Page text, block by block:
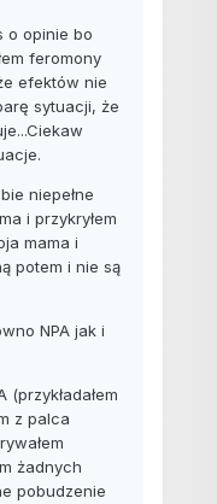
o opinie bo
feromony
efektów nie
sytuacji, że
niepełne
i przykryłem
mama i
potem i nie są
NPA jak i
(przykładałem
z palca
żadnych
pobudzenie